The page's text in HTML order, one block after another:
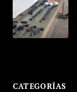
CATEGORÍAS